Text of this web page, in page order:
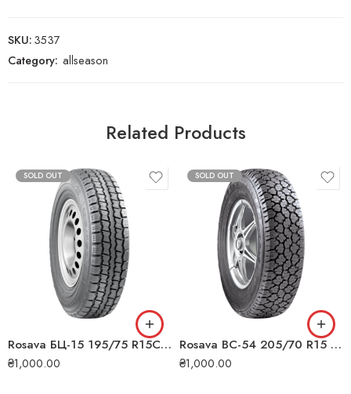
SKU:3537
Category: allseason
Related Products
SOLD OUT
Rosava БЦ-15 195/75 R15C 104/102N всесезонна шина
₴1,000.00
SOLD OUT
Rosava ВС-54 205/70 R15 95T всесезонна шина
₴1,000.00